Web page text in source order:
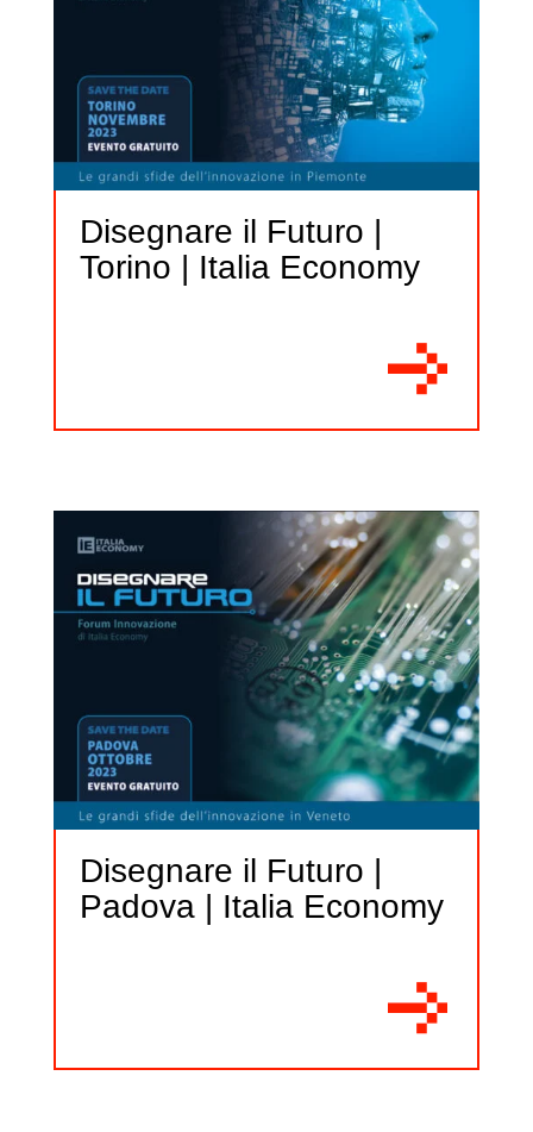
Disegnare il Futuro |
Torino | Italia Economy
Disegnare il Futuro |
Padova | Italia Economy